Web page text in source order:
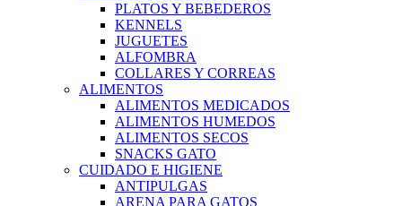
PLATOS Y BEBEDEROS
KENNELS
JUGUETES
ALFOMBRA
COLLARES Y CORREAS
ALIMENTOS
ALIMENTOS MEDICADOS
ALIMENTOS HUMEDOS
ALIMENTOS SECOS
SNACKS GATO
CUIDADO E HIGIENE
ANTIPULGAS
ARENA PARA GATOS